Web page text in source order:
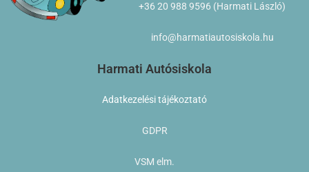
+36 20 988 9596 (Harmati László)
info@harmatiautosiskola.hu
Harmati Autósiskola
Adatkezelési tájékoztató
GDPR
VSM elm.